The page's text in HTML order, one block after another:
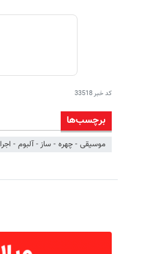
کد خبر33518
برچسب‌ها
موسیقی - چهره - ساز - آلبوم - اجرا